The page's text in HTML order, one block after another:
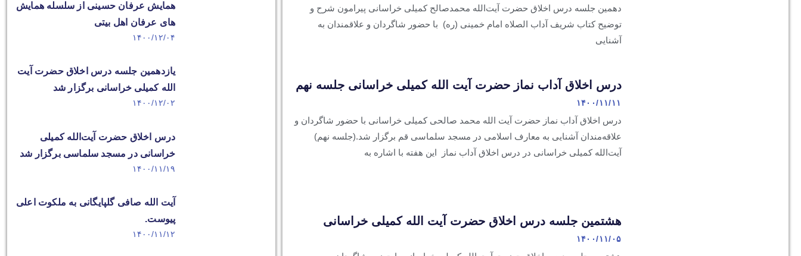
دهمین جلسه درس اخلاق حضرت آیت‌الله محمدصالح کمیلی خراسانی پیرامون شرح و
توضیح کتاب شریف آداب الصلاه امام خمینی (ره) با حضور شاگردان و علاقمندان به
آشنایی
درس اخلاق آداب نماز حضرت آیت الله کمیلی خراسانی جلسه نهم
۱۴۰۰/۱۱/۱۱
درس اخلاق آداب نماز حضرت آیت الله محمد صالحی کمیلی خراسانی با حضور شاگردان و
علاقه‌مندان آشنایی به معارف اسلامی در مسجد سلماسی قم برگزار شد.(جلسه نهم)
آیت‌الله کمیلی خراسانی در درس اخلاق آداب نماز این هفته با اشاره به
هشتمین جلسه درس اخلاق حضرت آیت الله کمیلی خراسانی
۱۴۰۰/۱۱/۰۵
همایش عرفان حسینی از سلسله همایش
های عرفان اهل بیتی
۱۴۰۰/۱۲/۰۴
یازدهمین جلسه درس اخلاق حضرت آیت
الله کمیلی خراسانی برگزار شد
۱۴۰۰/۱۲/۰۲
درس اخلاق حضرت آیت‌الله کمیلی
خراسانی در مسجد سلماسی برگزار شد
۱۴۰۰/۱۱/۱۹
آیت الله صافی گلپایگانی به ملکوت اعلی
پیوست.
۱۴۰۰/۱۱/۱۲